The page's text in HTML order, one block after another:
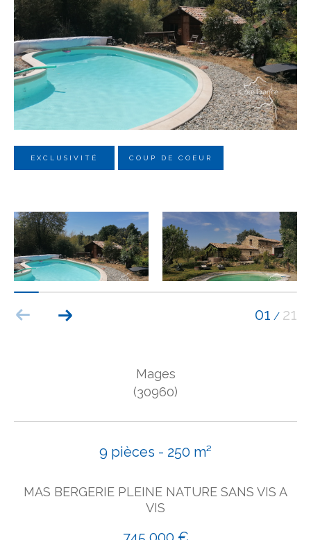
EXCLUSIVITÉ COUP DE COEUR
01 / 21
Mages
(30960)
9 pièces - 250 m²
MAS BERGERIE PLEINE NATURE SANS VIS A
VIS
Budget
Budget
Surface
Surface
Référence
AFFINER LES CRITÈRES
TERRASSE PARKING PISCINE